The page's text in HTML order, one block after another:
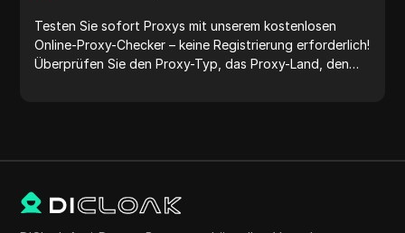
Testen Sie sofort Proxys mit unserem kostenlosen
Online-Proxy-Checker – keine Registrierung erforderlich!
Überprüfen Sie den Proxy-Typ, das Proxy-Land, den